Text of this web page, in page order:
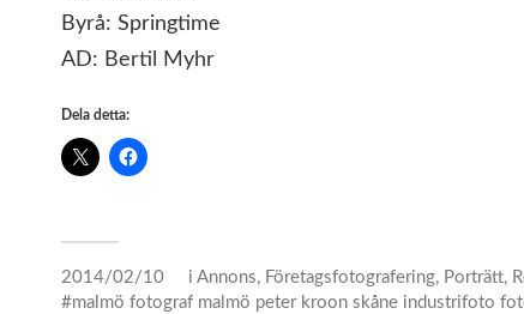
Byrå: Springtime
AD: Bertil Myhr
Dela detta:
2014/02/10 i Annons, Företagsfotografering, Porträtt,
malmö fotograf malmö peter kroon skåne industrifoto